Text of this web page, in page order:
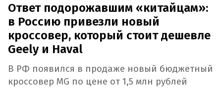
Ответ подорожавшим «китайцам»:
в Россию привезли новый
кроссовер, который стоит дешевле
Geely и Haval
В РФ появился в продаже новый бюджетный
кроссовер MG по цене от 1,5 млн рублей